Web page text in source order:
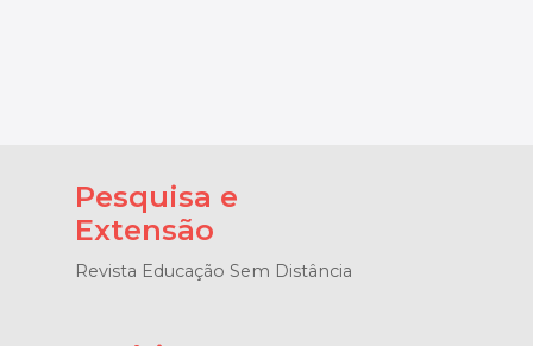
Pesquisa e
Extensão
Revista Educação Sem Distância